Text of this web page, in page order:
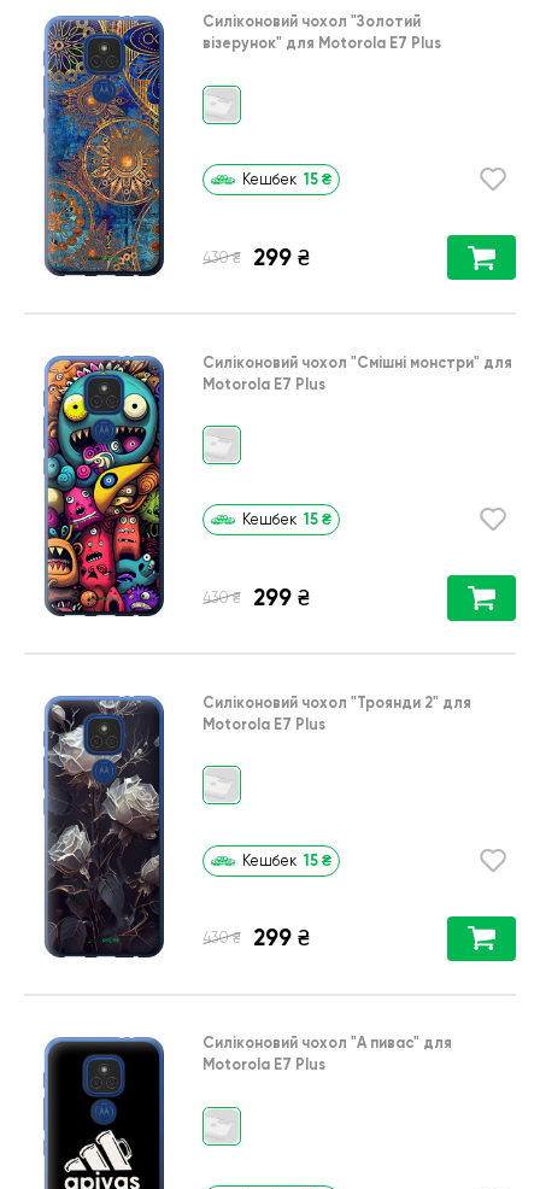
Силіконовий чохол "Золотий
візерунок" для Motorola E7 Plus
Кешбек 15 ₴
430 ₴ 299 ₴
Силіконовий чохол "Смішні монстри" для
Motorola E7 Plus
Кешбек 15 ₴
430 ₴ 299 ₴
Силіконовий чохол "Троянди 2" для
Motorola E7 Plus
Кешбек 15 ₴
430 ₴ 299 ₴
Силіконовий чохол "А пивас" для
Motorola E7 Plus